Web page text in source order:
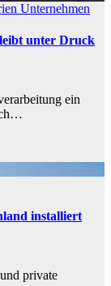
Unternehmen
unter Druck
ein
installiert
private